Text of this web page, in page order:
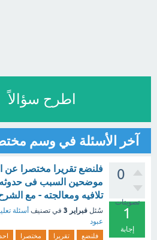
اطرح سؤالاً
آخر الأسئلة في وسم
0
تصويتات
1
إجابة
فلنضع تقريرا مختصرا عن
موضحين السبب فى
تلافيه ومعالجته - مع
سُئل فبراير 3 في تصنيف أسئلة
عبود
فلنضع تقريرا مختصرا